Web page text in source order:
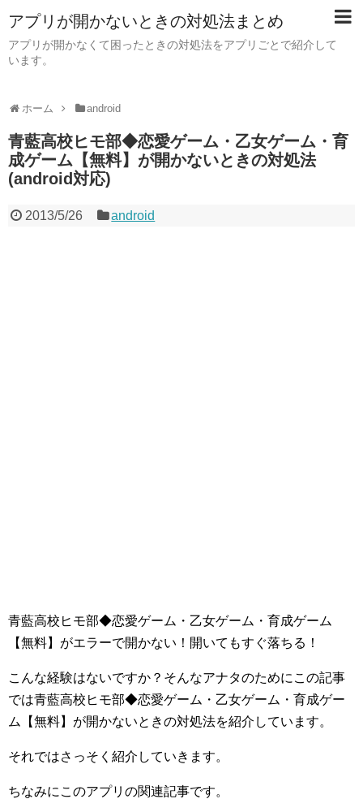
アプリが開かないときの対処法まとめ
アプリが開かなくて困ったときの対処法をアプリごとで紹介して
います。
ホーム android
青藍高校ヒモ部◆恋愛ゲーム・乙女ゲーム・育
成ゲーム【無料】が開かないときの対処法
(android対応)
2013/5/26 android
青藍高校ヒモ部◆恋愛ゲーム・乙女ゲーム・育成ゲーム
【無料】がエラーで開かない！開いてもすぐ落ちる！
こんな経験はないですか？そんなアナタのためにこの記事
では青藍高校ヒモ部◆恋愛ゲーム・乙女ゲーム・育成ゲー
ム【無料】が開かないときの対処法を紹介しています。
それではさっそく紹介していきます。
ちなみにこのアプリの関連記事です。